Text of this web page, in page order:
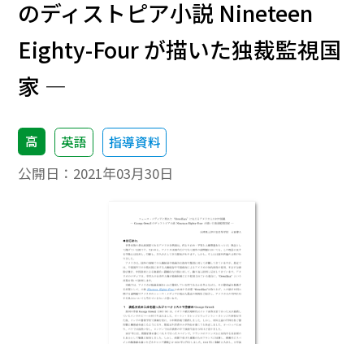
のディストピア小説 Nineteen
Eighty-Four が描いた独裁監視国
家 ―
高 英語 指導資料
公開日： 2021年03月30日